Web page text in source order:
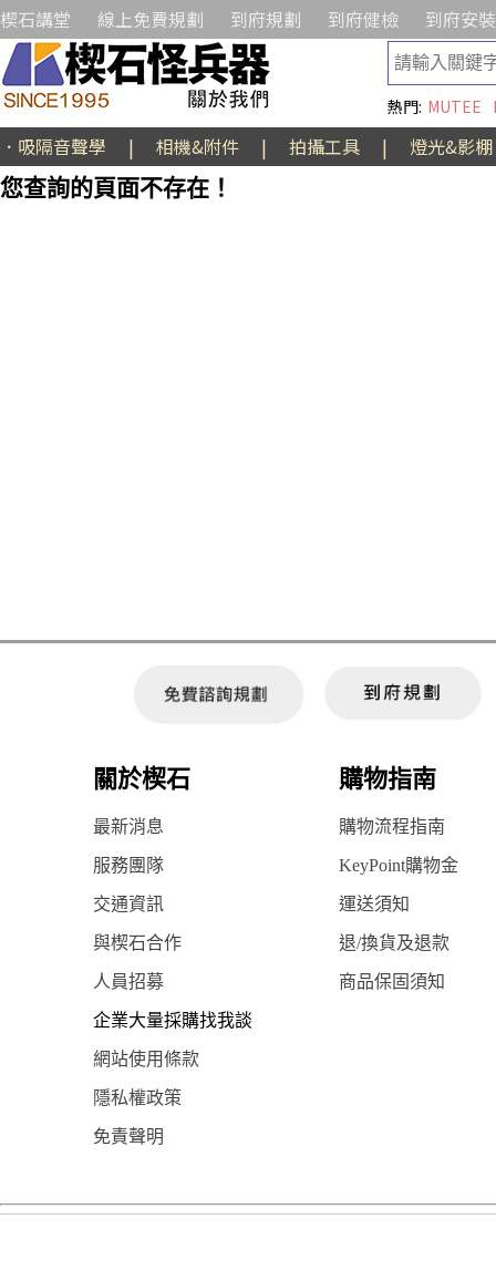
楔石講堂 線上免費規劃 到府規劃 到府健檢 到府安裝
熱門: MUTEE
．吸隔音聲學 | 相機&附件 | 拍攝工具 |
燈光&影棚
您查詢的頁面不存在！
關於楔石 購物指南
最新消息 購物流程指南
服務團隊 KeyPoint購物金
交通資訊 運送須知
與楔石合作 退/換貨及退款
人員招募 商品保固須知
企業大量採購找我談
網站使用條款
隱私權政策
免責聲明